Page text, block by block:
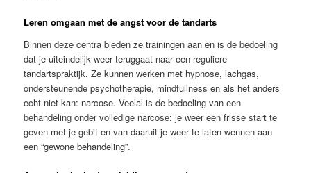
Leren omgaan met de angst voor de tandarts
Binnen deze centra bieden ze trainingen aan en is de bedoeling
dat je uiteindelijk weer teruggaat naar een reguliere
tandartspraktijk. Ze kunnen werken met hypnose, lachgas,
ondersteunende psychotherapie, mindfullness en als het anders
echt niet kan: narcose. Veelal is de bedoeling van een
behandeling onder volledige narcose: je weer een frisse start te
geven met je gebit en van daaruit je weer te laten wennen aan
een “gewone behandeling”.